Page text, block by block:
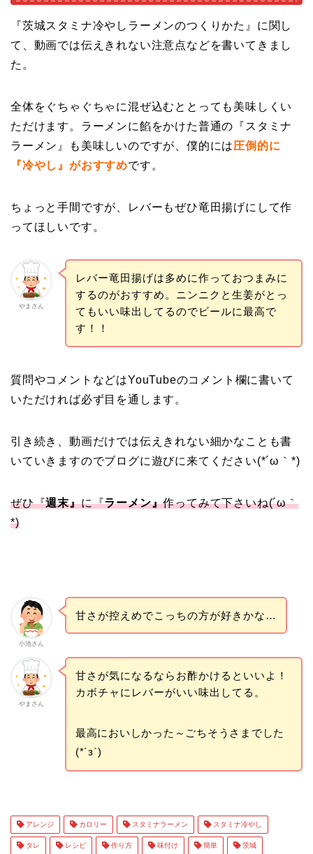
『茨城スタミナ冷やしラーメンのつくりかた』に関し
て、動画では伝えきれない注意点などを書いてきまし
た。
全体をぐちゃぐちゃに混ぜ込むととっても美味しくい
ただけます。ラーメンに餡をかけた普通の『スタミナ
ラーメン』も美味しいのですが、僕的には圧倒的に
『冷やし』がおすすめです。
ちょっと手間ですが、レバーもぜひ竜田揚げにして作
ってほしいです。
やまさん
レバー竜田揚げは多めに作っておつまみに
するのがおすすめ。ニンニクと生姜がとっ
てもいい味出してるのでビールに最高で
す！！
質問やコメントなどはYouTubeのコメント欄に書いて
いただければ必ず目を通します。
引き続き、動画だけでは伝えきれない細かなことも書
いていきますのでブログに遊びに来てください(*´ω｀*)
ぜひ『週末』に『ラーメン』作ってみて下さいね(´ω｀
*)
小池さん
甘さが控えめでこっちの方が好きかな…
やまさん
甘さが気になるならお酢かけるといいよ！
カボチャにレバーがいい味出してる。
最高においしかった～ごちそうさまでした
(*´з`)
アレンジ カロリー スタミナラーメン スタミナ冷やし
タレ レシピ 作り方 味付け 簡単 茨城